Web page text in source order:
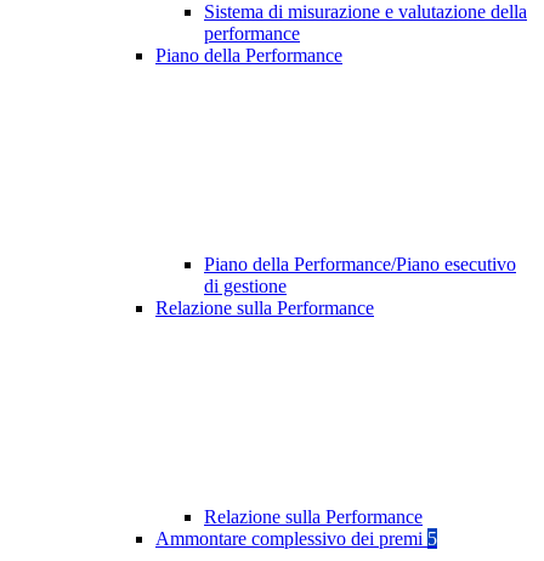
Sistema di misurazione e valutazione della
performance
Piano della Performance
Piano della Performance/Piano esecutivo
di gestione
Relazione sulla Performance
Relazione sulla Performance
Ammontare complessivo dei premi 5